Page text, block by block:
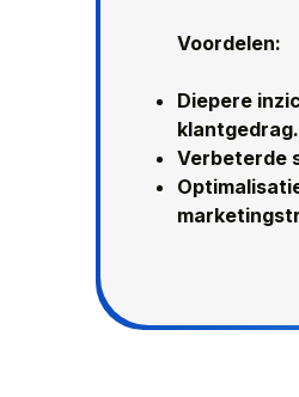
Voordelen:
Diepere
klantgedrag.
Verbeterde